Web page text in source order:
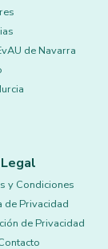
de Navarra
Legal
y Condiciones
de Privacidad
de Privacidad